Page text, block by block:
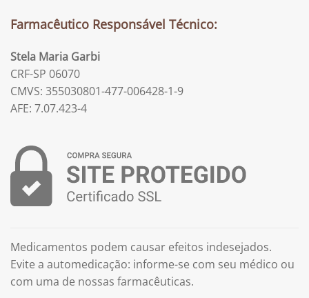
Farmacêutico Responsável Técnico:
Stela Maria Garbi
CRF-SP 06070
CMVS: 355030801-477-006428-1-9
AFE: 7.07.423-4
Medicamentos podem causar efeitos indesejados.
Evite a automedicação: informe-se com seu médico ou
com uma de nossas farmacêuticas.